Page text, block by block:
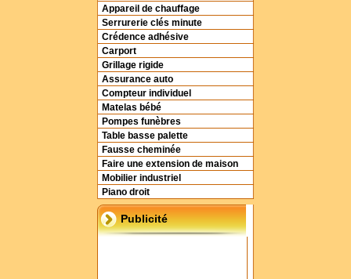
Appareil de chauffage
Serrurerie clés minute
Crédence adhésive
Carport
Grillage rigide
Assurance auto
Compteur individuel
Matelas bébé
Pompes funèbres
Table basse palette
Fausse cheminée
Faire une extension de maison
Mobilier industriel
Piano droit
Publicité